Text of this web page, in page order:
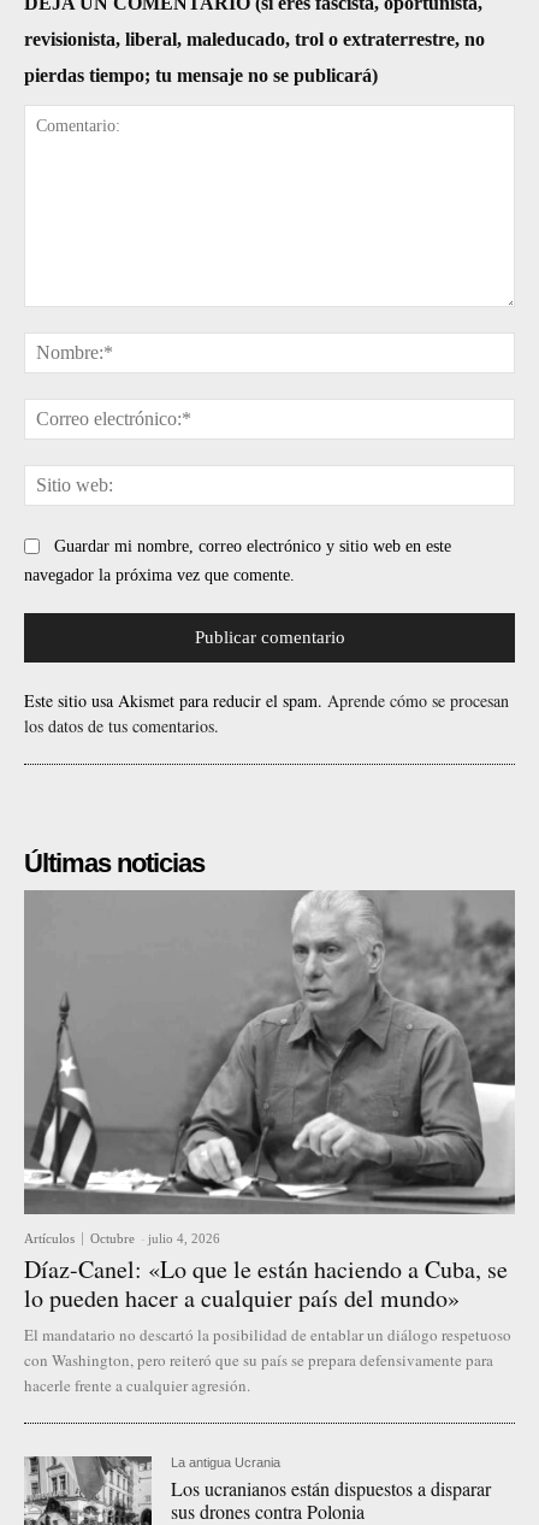
revisionista, liberal, maleducado, trol o extraterrestre, no
pierdas tiempo; tu mensaje no se publicará)
Guardar mi nombre, correo electrónico y sitio web en este
navegador la próxima vez que comente.
Este sitio usa Akismet para reducir el spam. Aprende cómo se procesan
los datos de tus comentarios.
Últimas noticias
Artículos Octubre - julio 4, 2026
Díaz-Canel: «Lo que le están haciendo a Cuba, se
lo pueden hacer a cualquier país del mundo»
El mandatario no descartó la posibilidad de entablar un diálogo respetuoso
con Washington, pero reiteró que su país se prepara defensivamente para
hacerle frente a cualquier agresión.
La antigua Ucrania
Los ucranianos están dispuestos a disparar
sus drones contra Polonia